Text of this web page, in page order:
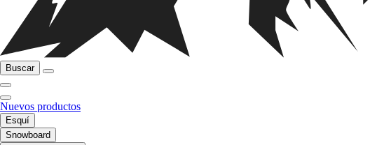
Buscar
Nuevos productos
Esquí
Snowboard